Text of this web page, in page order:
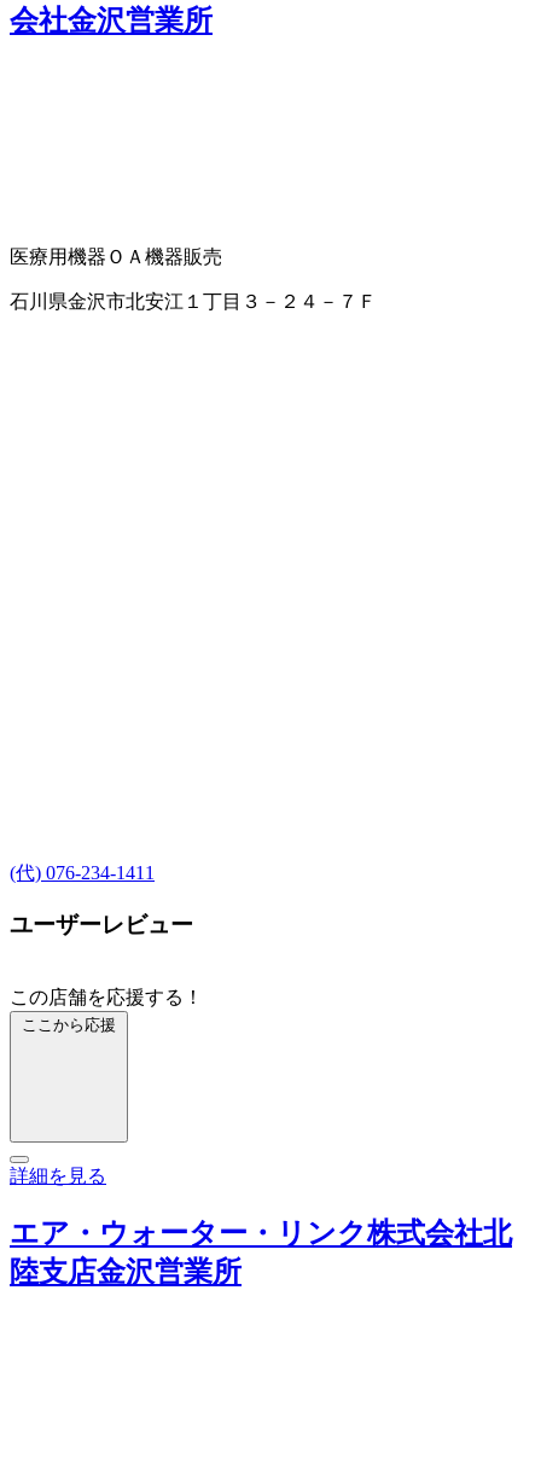
会社金沢営業所
医療用機器 ＯＡ機器販売
石川県金沢市北安江１丁目３－２４－７Ｆ
(代) 076-234-1411
ユーザーレビュー
この店舗を応援する！
ここから応援
詳細を見る
エア・ウォーター・リンク株式会社北
陸支店金沢営業所